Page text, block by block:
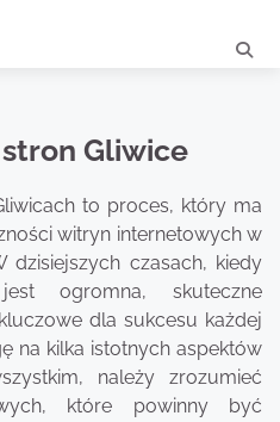
Gliwice
to proces, który ma
witryn internetowych w
dzisiejszych czasach, kiedy
ogromna, skuteczne
dla sukcesu każdej
na kilka istotnych aspektów
należy zrozumieć
które powinny być